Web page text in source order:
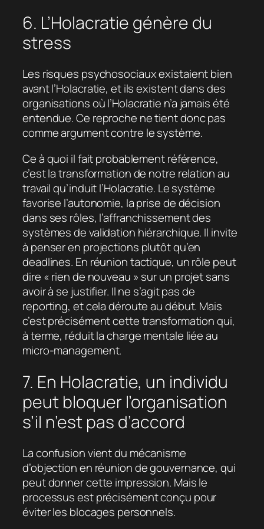
6. L’Holacratie génère du
stress
Les risques psychosociaux existaient bien
avant l’Holacratie, et ils existent dans des
organisations où l’Holacratie n’a jamais été
entendue. Ce reproche ne tient donc pas
comme argument contre le système.
Ce à quoi il fait probablement référence,
c’est la transformation de notre relation au
travail qu’induit l’Holacratie. Le système
favorise l’autonomie, la prise de décision
dans ses rôles, l’affranchissement des
systèmes de validation hiérarchique. Il invite
à penser en projections plutôt qu’en
deadlines. En réunion tactique, un rôle peut
dire « rien de nouveau » sur un projet sans
avoir à se justifier. Il ne s’agit pas de
reporting, et cela déroute au début. Mais
c’est précisément cette transformation qui,
à terme, réduit la charge mentale liée au
micro-management.
7. En Holacratie, un individu
peut bloquer l’organisation
s’il n’est pas d’accord
La confusion vient du mécanisme
d’objection en réunion de gouvernance, qui
peut donner cette impression. Mais le
processus est précisément conçu pour
éviter les blocages personnels.